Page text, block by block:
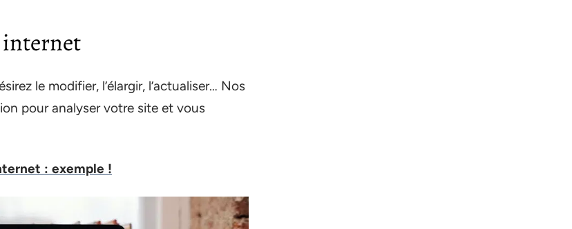
internet
le modifier, l’élargir, l’actualiser… Nos
pour analyser votre site et vous
: exemple !